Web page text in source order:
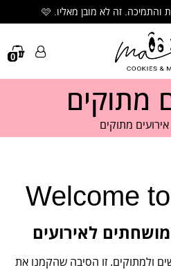
זה לא מובן מאליו. 🩷
0
מתוקים
אירועים מתוקים
Welcome
לאירועים
ולמתוקים. זו הסיבה שהקמנו את